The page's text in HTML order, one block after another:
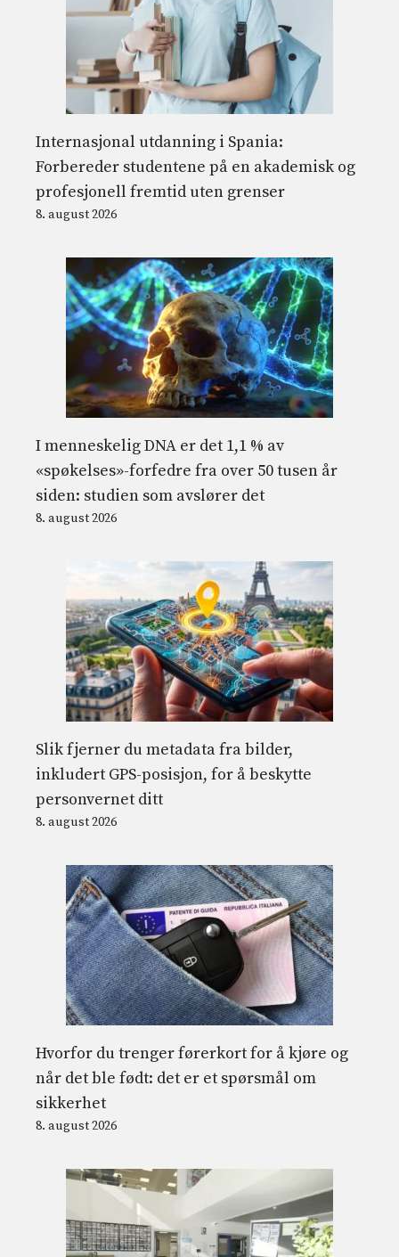
Internasjonal utdanning i Spania:
Forbereder studentene på en akademisk og
profesjonell fremtid uten grenser
8. august 2026
I menneskelig DNA er det 1,1 % av
«spøkelses»-forfedre fra over 50 tusen år
siden: studien som avslører det
8. august 2026
Slik fjerner du metadata fra bilder,
inkludert GPS-posisjon, for å beskytte
personvernet ditt
8. august 2026
Hvorfor du trenger førerkort for å kjøre og
når det ble født: det er et spørsmål om
sikkerhet
8. august 2026